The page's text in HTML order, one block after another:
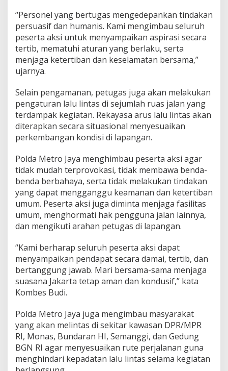
“Personel yang bertugas mengedepankan tindakan
persuasif dan humanis. Kami mengimbau seluruh
peserta aksi untuk menyampaikan aspirasi secara
tertib, mematuhi aturan yang berlaku, serta
menjaga ketertiban dan keselamatan bersama,”
ujarnya.
Selain pengamanan, petugas juga akan melakukan
pengaturan lalu lintas di sejumlah ruas jalan yang
terdampak kegiatan. Rekayasa arus lalu lintas akan
diterapkan secara situasional menyesuaikan
perkembangan kondisi di lapangan.
Polda Metro Jaya menghimbau peserta aksi agar
tidak mudah terprovokasi, tidak membawa benda-
benda berbahaya, serta tidak melakukan tindakan
yang dapat mengganggu keamanan dan ketertiban
umum. Peserta aksi juga diminta menjaga fasilitas
umum, menghormati hak pengguna jalan lainnya,
dan mengikuti arahan petugas di lapangan.
“Kami berharap seluruh peserta aksi dapat
menyampaikan pendapat secara damai, tertib, dan
bertanggung jawab. Mari bersama-sama menjaga
suasana Jakarta tetap aman dan kondusif,” kata
Kombes Budi.
Polda Metro Jaya juga mengimbau masyarakat
yang akan melintas di sekitar kawasan DPR/MPR
RI, Monas, Bundaran HI, Semanggi, dan Gedung
BGN RI agar menyesuaikan rute perjalanan guna
menghindari kepadatan lalu lintas selama kegiatan